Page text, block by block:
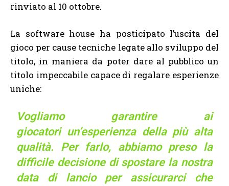
rinviato al 10 ottobre.
La software house ha posticipato l’uscita del
gioco per cause tecniche legate allo sviluppo del
titolo, in maniera da poter dare al pubblico un
titolo impeccabile capace di regalare esperienze
uniche:
Vogliamo garantire ai
giocatori un’esperienza della più alta
qualità. Per farlo, abbiamo preso la
difficile decisione di spostare la nostra
data di lancio per assicurarci che